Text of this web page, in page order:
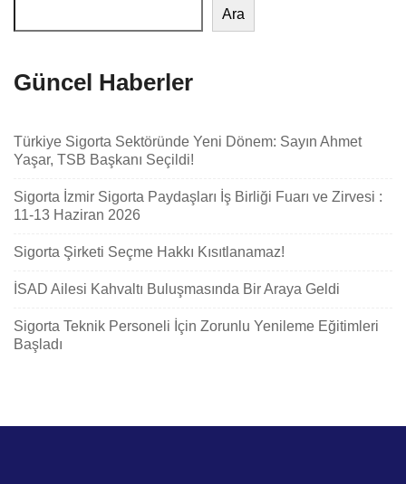
Ara
Güncel Haberler
Türkiye Sigorta Sektöründe Yeni Dönem: Sayın Ahmet
Yaşar, TSB Başkanı Seçildi!
Sigorta İzmir Sigorta Paydaşları İş Birliği Fuarı ve Zirvesi :
11-13 Haziran 2026
Sigorta Şirketi Seçme Hakkı Kısıtlanamaz!
İSAD Ailesi Kahvaltı Buluşmasında Bir Araya Geldi
Sigorta Teknik Personeli İçin Zorunlu Yenileme Eğitimleri
Başladı